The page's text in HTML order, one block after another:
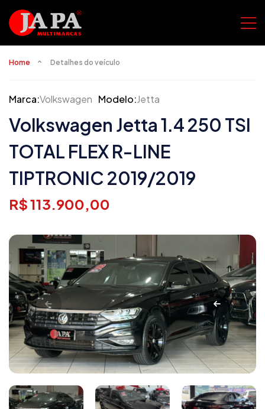
Home Detalhes do veículo
Marca:Volkswagen Modelo:Jetta
Volkswagen Jetta 1.4 250 TSI
TOTAL FLEX R-LINE
TIPTRONIC 2019/2019
R$ 113.900,00